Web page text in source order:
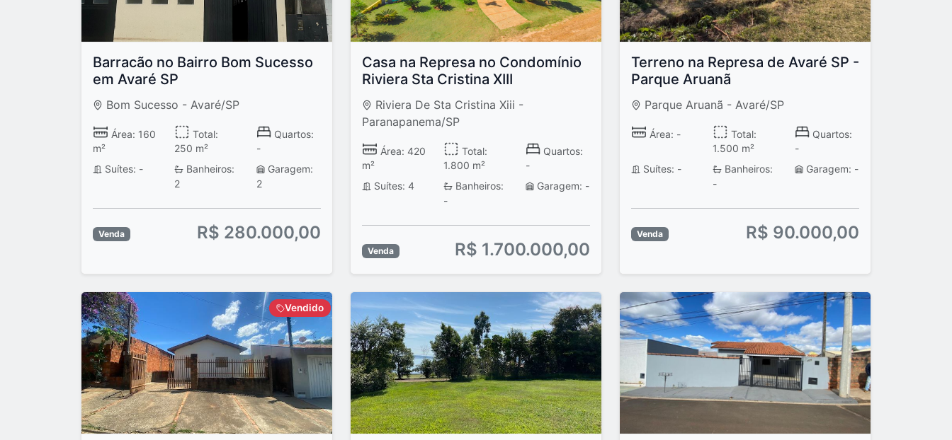
Barracão no Bairro Bom Sucesso
em Avaré SP
Bom Sucesso - Avaré/SP
Área: 160
m²
Total:
250 m²
Quartos:
-
Suítes: -
Banheiros:
2
Garagem:
2
Venda R$ 280.000,00
Casa na Represa no Condomínio
Riviera Sta Cristina XIII
Riviera De Sta Cristina Xiii -
Paranapanema/SP
Área: 420
m²
Total:
1.800 m²
Quartos:
-
Suítes: 4
Banheiros:
-
Garagem: -
Venda R$ 1.700.000,00
Terreno na Represa de Avaré SP -
Parque Aruanã
Parque Aruanã - Avaré/SP
Área: -
Total:
1.500 m²
Quartos:
-
Suítes: -
Banheiros:
-
Garagem: -
Venda R$ 90.000,00
Vendido